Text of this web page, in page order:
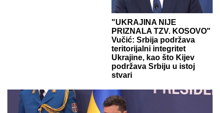
"UKRAJINA NIJE
PRIZNALA TZV. KOSOVO"
Vučić: Srbija podržava
teritorijalni integritet
Ukrajine, kao što Kijev
podržava Srbiju u istoj
stvari